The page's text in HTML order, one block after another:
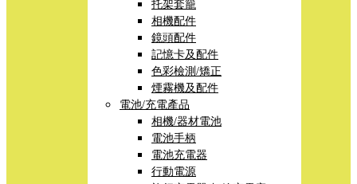
托架套籠
相機配件
鏡頭配件
記憶卡及配件
色彩檢測/矯正
煙霧機及配件
電池/充電產品
相機/器材電池
電池手柄
電池充電器
行動電源